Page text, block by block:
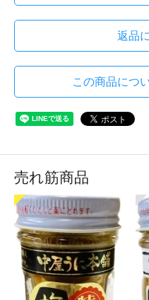
返品
この商品につ
売れ筋商品